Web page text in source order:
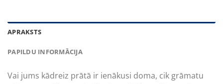
APRAKSTS
PAPILDU INFORMĀCIJA
Vai jums kādreiz prātā ir ienākusi doma, cik grāmatu